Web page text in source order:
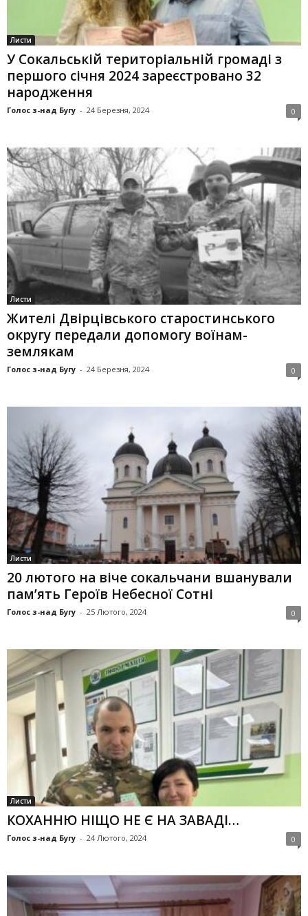
Листи
У Сокальській територіальній громаді з
пер­шого січня 2024 зареєстровано 32
народження
Голос з-над Бугу - 24 Березня, 2024 0
Листи
Жителі Двірцівського старостинського
округу передали допомогу воїнам-
землякам
Голос з-над Бугу - 24 Березня, 2024 0
Листи
20 лютого на віче сокаль­чани вшанували
пам’ять Ге­роїв Небесної Сотні
Голос з-над Бугу - 25 Лютого, 2024 0
Листи
КОХАННЮ НІЩО НЕ Є НА ЗАВАДІ…
Голос з-над Бугу - 24 Лютого, 2024 0